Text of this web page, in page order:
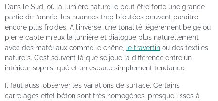
Dans le Sud, où la lumière naturelle peut être forte une grande
partie de l’année, les nuances trop bleutées peuvent paraître
encore plus froides. À l’inverse, une tonalité légèrement beige ou
pierre capte mieux la lumière et dialogue plus naturellement
avec des matériaux comme le chêne, le travertin ou des textiles
naturels. C’est souvent là que se joue la différence entre un
intérieur sophistiqué et un espace simplement tendance.
Il faut aussi observer les variations de surface. Certains
carrelages effet béton sont très homogènes, presque lisses à